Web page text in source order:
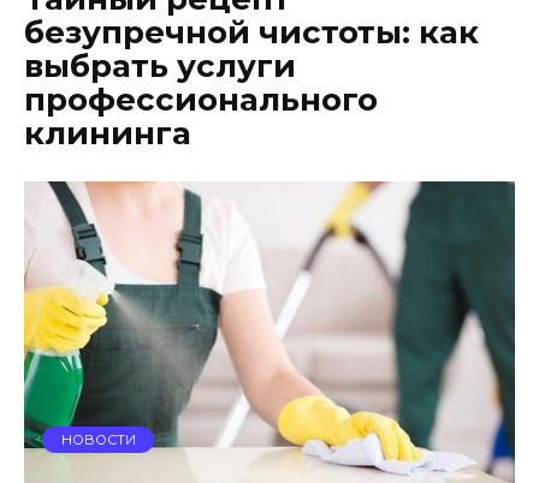
безупречной чистоты: как
выбрать услуги
профессионального
клининга
НОВОСТИ